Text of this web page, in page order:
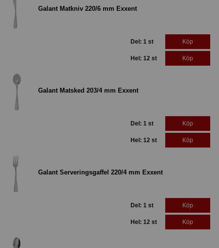
Galant Matkniv 220/6 mm Exxent
Del: 1 st Köp
Hel: 12 st Köp
Galant Matsked 203/4 mm Exxent
Del: 1 st Köp
Hel: 12 st Köp
Galant Serveringsgaffel 220/4 mm Exxent
Del: 1 st Köp
Hel: 12 st Köp